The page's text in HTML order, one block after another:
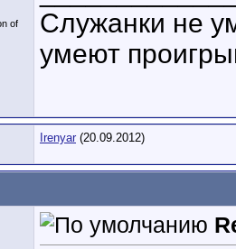
Служанки не
умеют
Irenyar (20.09.2012)